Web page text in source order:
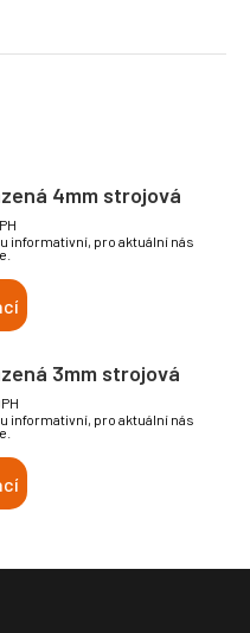
4mm strojová
informativní, pro aktuální nás
3mm strojová
informativní, pro aktuální nás